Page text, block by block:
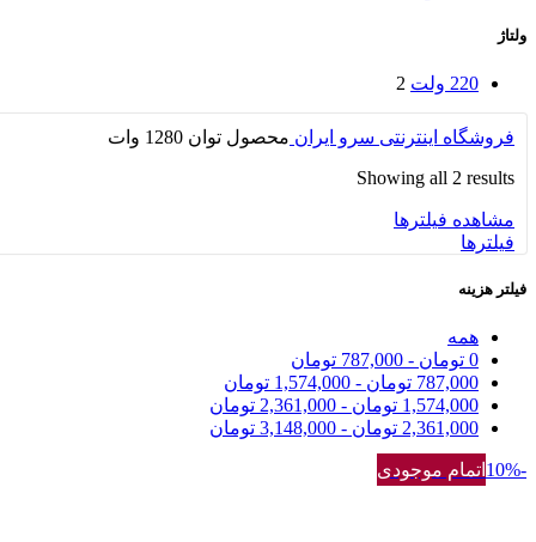
ولتاژ
220 ولت 2
فروشگاه اینترنتی سرو ایران محصول توان 1280 وات
Showing all 2 results
مشاهده فیلترها
فیلترها
فیلتر هزینه
همه
0 تومان -
787,000 تومان
787,000 تومان -
1,574,000 تومان
1,574,000 تومان -
2,361,000 تومان
2,361,000 تومان -
3,148,000 تومان
-10% اتمام موجودی